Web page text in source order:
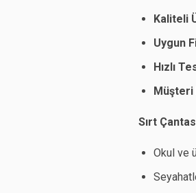
Kaliteli
Uygun
Hızlı
Müşteri
Sırt
Okul ve